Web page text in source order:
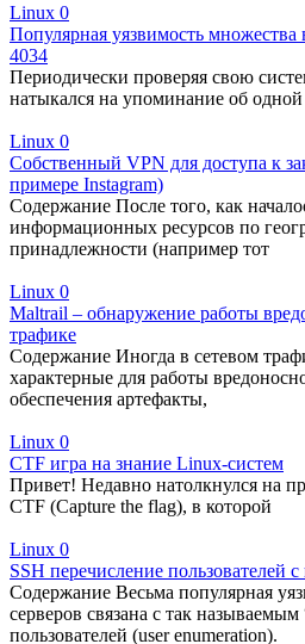
Linux 0
Популярная уязвимость
4034
Периодически проверяя свою
натыкался на упоминание об
Linux 0
Собственный VPN для доступа к
примере Instagram)
Содержание После того, как
информационных ресурсов по
принадлежности (например тот
Linux 0
Maltrail – обнаружение работы
трафике
Содержание Иногда в сетевом
характерные для работы
обеспечения артефакты,
Linux 0
CTF игра на знание Linux-систем
Привет! Недавно натолкнулся на
CTF (Capture the flag), в которой
Linux 0
SSH перечисление пользователей
Содержание Весьма популярная
серверов связана с так
пользователей (user enumeration).